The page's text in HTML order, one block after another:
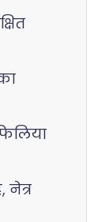
नेत्र